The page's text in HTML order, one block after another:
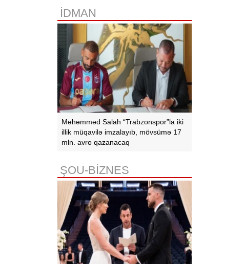
İDMAN
Məhəmməd Salah “Trabzonspor”la iki
illik müqavilə imzalayıb, mövsümə 17
mln. avro qazanacaq
ŞOU-BİZNES